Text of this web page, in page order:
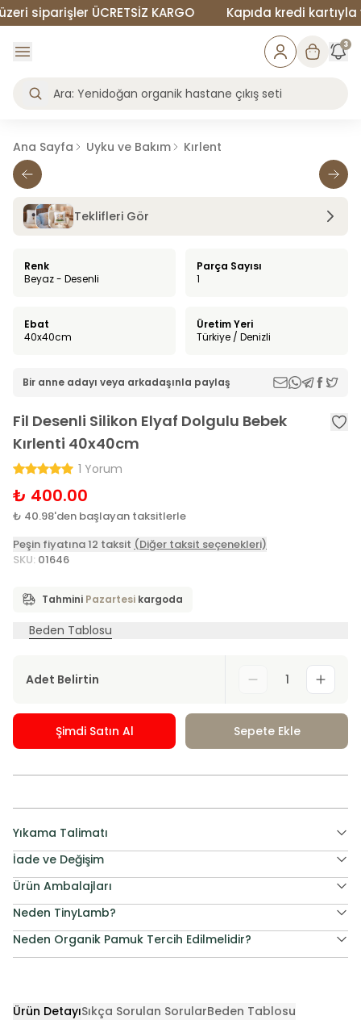
siparişler ÜCRETSİZ KARGO Kapıda kredi kartıyla
3
Ana Sayfa Uyku ve Bakım Kırlent
Teklifleri Gör
Renk
Beyaz - Desenli
Parça Sayısı
1
Ebat
40x40cm
Üretim Yeri
Türkiye / Denizli
Bir anne adayı veya arkadaşınla paylaş
Fil Desenli Silikon Elyaf Dolgulu Bebek
Kırlenti 40x40cm
1 Yorum
₺ 400.00
₺ 40.98'den başlayan taksitlerle
Peşin fiyatına 12 taksit (Diğer taksit seçenekleri)
SKU: 01646
Tahmini Pazartesi kargoda
Beden Tablosu
Adet Belirtin 1
Şimdi Satın Al Sepete Ekle
Yıkama Talimatı
İade ve Değişim
Ürün Ambalajları
Neden TinyLamb?
Neden Organik Pamuk Tercih Edilmelidir?
Ürün DetayıSıkça Sorulan SorularBeden Tablosu